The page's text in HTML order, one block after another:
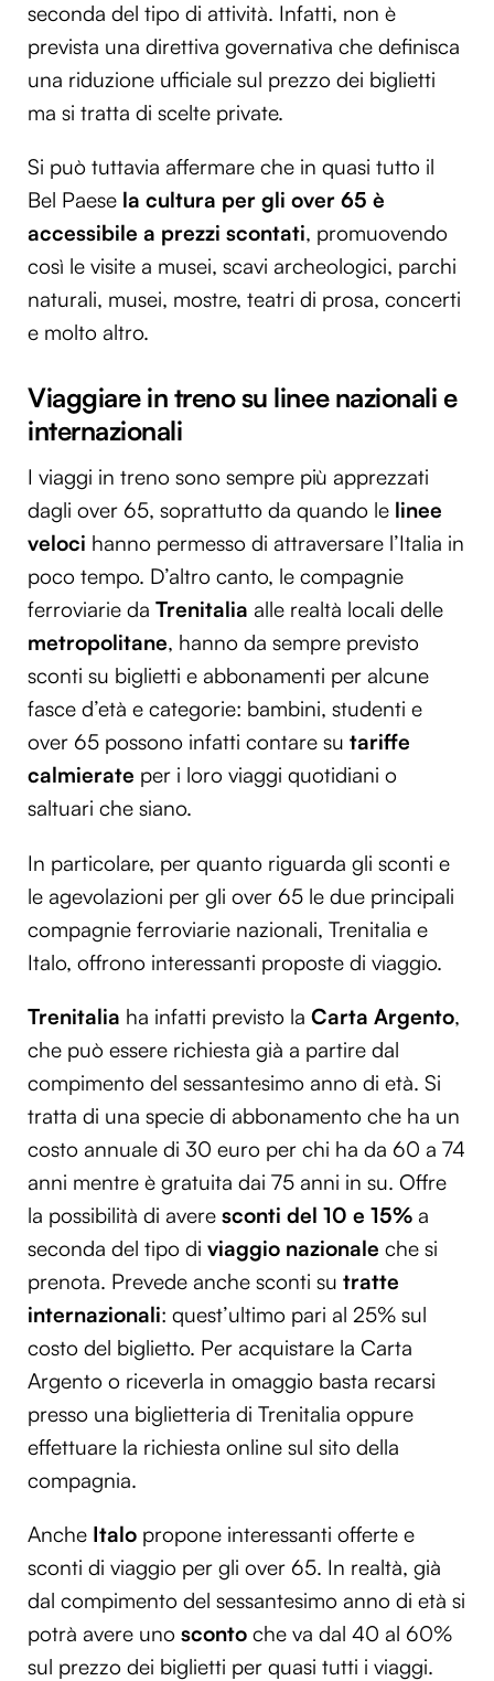
seconda del tipo di attività. Infatti, non è
prevista una direttiva governativa che definisca
una riduzione ufficiale sul prezzo dei biglietti
ma si tratta di scelte private.
Si può tuttavia affermare che in quasi tutto il
Bel Paese la cultura per gli over 65 è
accessibile a prezzi scontati, promuovendo
così le visite a musei, scavi archeologici, parchi
naturali, musei, mostre, teatri di prosa, concerti
e molto altro.
Viaggiare in treno su linee nazionali e
internazionali
I viaggi in treno sono sempre più apprezzati
dagli over 65, soprattutto da quando le linee
veloci hanno permesso di attraversare l’Italia in
poco tempo. D’altro canto, le compagnie
ferroviarie da Trenitalia alle realtà locali delle
metropolitane, hanno da sempre previsto
sconti su biglietti e abbonamenti per alcune
fasce d’età e categorie: bambini, studenti e
over 65 possono infatti contare su tariffe
calmierate per i loro viaggi quotidiani o
saltuari che siano.
In particolare, per quanto riguarda gli sconti e
le agevolazioni per gli over 65 le due principali
compagnie ferroviarie nazionali, Trenitalia e
Italo, offrono interessanti proposte di viaggio.
Trenitalia ha infatti previsto la Carta Argento,
che può essere richiesta già a partire dal
compimento del sessantesimo anno di età. Si
tratta di una specie di abbonamento che ha un
costo annuale di 30 euro per chi ha da 60 a 74
anni mentre è gratuita dai 75 anni in su. Offre
la possibilità di avere sconti del 10 e 15% a
seconda del tipo di viaggio nazionale che si
prenota. Prevede anche sconti su tratte
internazionali: quest’ultimo pari al 25% sul
costo del biglietto. Per acquistare la Carta
Argento o riceverla in omaggio basta recarsi
presso una biglietteria di Trenitalia oppure
effettuare la richiesta online sul sito della
compagnia.
Anche Italo propone interessanti offerte e
sconti di viaggio per gli over 65. In realtà, già
dal compimento del sessantesimo anno di età si
potrà avere uno sconto che va dal 40 al 60%
sul prezzo dei biglietti per quasi tutti i viaggi.